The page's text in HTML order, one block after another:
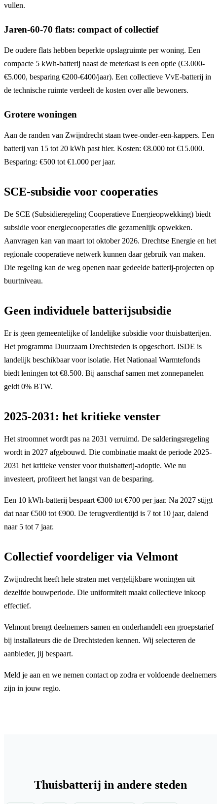
vullen.
Jaren-60-70 flats: compact of collectief
De oudere flats hebben beperkte opslagruimte per woning. Een
compacte 5 kWh-batterij naast de meterkast is een optie (€3.000-
€5.000, besparing €200-€400/jaar). Een collectieve VvE-batterij in
de technische ruimte verdeelt de kosten over alle bewoners.
Grotere woningen
Aan de randen van Zwijndrecht staan twee-onder-een-kappers. Een
batterij van 15 tot 20 kWh past hier. Kosten: €8.000 tot €15.000.
Besparing: €500 tot €1.000 per jaar.
SCE-subsidie voor cooperaties
De SCE (Subsidieregeling Cooperatieve Energieopwekking) biedt
subsidie voor energiecooperaties die gezamenlijk opwekken.
Aanvragen kan van maart tot oktober 2026. Drechtse Energie en het
regionale cooperatieve netwerk kunnen daar gebruik van maken.
Die regeling kan de weg openen naar gedeelde batterij-projecten op
buurtniveau.
Geen individuele batterijsubsidie
Er is geen gemeentelijke of landelijke subsidie voor thuisbatterijen.
Het programma Duurzaam Drechtsteden is opgeschort. ISDE is
landelijk beschikbaar voor isolatie. Het Nationaal Warmtefonds
biedt leningen tot €8.500. Bij aanschaf samen met zonnepanelen
geldt 0% BTW.
2025-2031: het kritieke venster
Het stroomnet wordt pas na 2031 verruimd. De salderingsregeling
wordt in 2027 afgebouwd. Die combinatie maakt de periode 2025-
2031 het kritieke venster voor thuisbatterij-adoptie. Wie nu
investeert, profiteert het langst van de besparing.
Een 10 kWh-batterij bespaart €300 tot €700 per jaar. Na 2027 stijgt
dat naar €500 tot €900. De terugverdientijd is 7 tot 10 jaar, dalend
naar 5 tot 7 jaar.
Collectief voordeliger via Velmont
Zwijndrecht heeft hele straten met vergelijkbare woningen uit
dezelfde bouwperiode. Die uniformiteit maakt collectieve inkoop
effectief.
Velmont brengt deelnemers samen en onderhandelt een groepstarief
bij installateurs die de Drechtsteden kennen. Wij selecteren de
aanbieder, jij bespaart.
Meld je aan en we nemen contact op zodra er voldoende deelnemers
zijn in jouw regio.
Thuisbatterij in andere steden